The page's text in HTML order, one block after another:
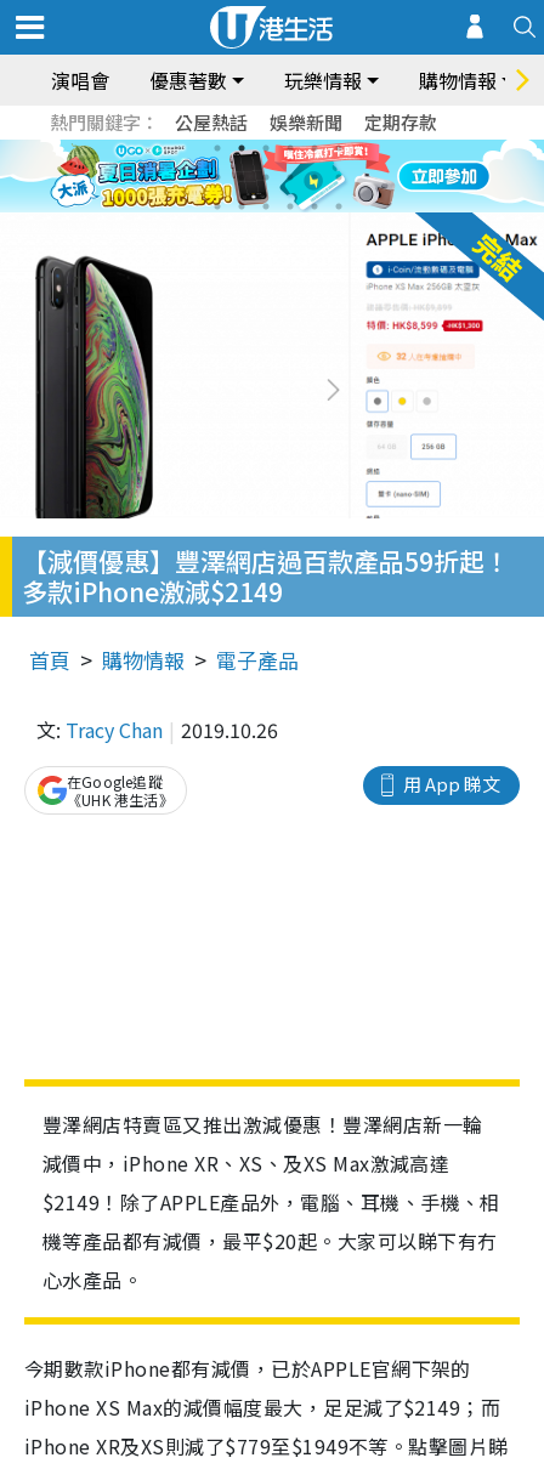
演唱會 優惠著數 玩樂情報 購物情報
熱門關鍵字： 公屋熱話 娛樂新聞 定期存款
【減價優惠】豐澤網店過百款產品59折起！
多款iPhone激減$2149
首頁 購物情報 電子產品
文: Tracy Chan 2019.10.26
用 App 睇文
在Google追蹤
《UHK 港生活》
豐澤網店特賣區又推出激減優惠！豐澤網店新一輪
減價中，iPhone XR、XS、及XS Max激減高達
$2149！除了APPLE產品外，電腦、耳機、手機、相
機等產品都有減價，最平$20起。大家可以睇下有冇
心水產品。
今期數款iPhone都有減價，已於APPLE官網下架的
iPhone XS Max的減價幅度最大，足足減了$2149；而
iPhone XR及XS則減了$779至$1949不等。點擊圖片睇